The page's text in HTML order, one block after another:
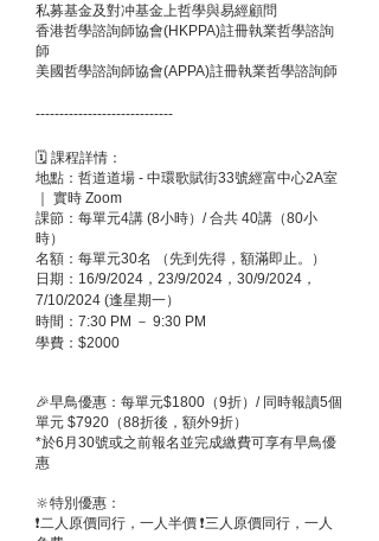
私募基金及對冲基金上哲學與易經顧問
香港哲學諮詢師協會(HKPPA)註冊執業哲學諮詢
師
美國哲學諮詢師協會(APPA)註冊執業哲學諮詢師
-----------------------------
🗓 課程詳情：
地點：哲道道場 - 中環歌賦街33號經富中心2A室
｜ 實時 Zoom
課節：每單元4講 (8小時）/ 合共 40講（80小
時）
名額：每單元30名 （先到先得，額滿即止。）
日期：16/9/2024，23/9/2024，30/9/2024，
7/10/2024 (逢星期一）
時間：7:30 PM － 9:30 PM
學費：$2000
🎉早鳥優惠：每單元$1800（9折）/ 同時報讀5個
單元 $7920（88折後，額外9折）
*於6月30號或之前報名並完成繳費可享有早鳥優
惠
🔆特別優惠：
❗️二人原價同行，一人半價 ❗️三人原價同行，一人